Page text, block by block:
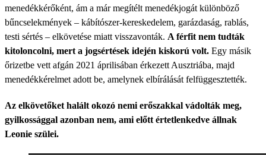
menedékkérőként, ám a már megítélt menedékjogát különböző
bűncselekmények – kábítószer-kereskedelem, garázdaság, rablás,
testi sértés – elkövetése miatt visszavonták. A férfit nem tudták
kitoloncolni, mert a jogsértések idején kiskorú volt. Egy másik
őrizetbe vett afgán 2021 áprilisában érkezett Ausztriába, majd
menedékkérelmet adott be, amelynek elbírálását felfüggesztették.
Az elkövetőket halált okozó nemi erőszakkal vádolták meg,
gyilkossággal azonban nem, ami előtt értetlenkedve állnak
Leonie szülei.